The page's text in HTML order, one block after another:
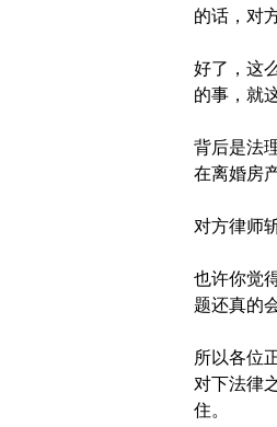
的话，对
好了，这
的事，就
背后是法
在离婚房
对方律师
也许你觉
题还真的
所以各位
对下法律
住。